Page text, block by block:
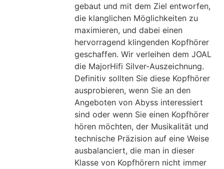
gebaut und mit dem Ziel entworfen,
die klanglichen Möglichkeiten zu
maximieren, und dabei einen
hervorragend klingenden Kopfhörer
geschaffen. Wir verleihen dem JOAL
die MajorHifi Silver-Auszeichnung.
Definitiv sollten Sie diese Kopfhörer
ausprobieren, wenn Sie an den
Angeboten von Abyss interessiert
sind oder wenn Sie einen Kopfhörer
hören möchten, der Musikalität und
technische Präzision auf eine Weise
ausbalanciert, die man in dieser
Klasse von Kopfhörern nicht immer